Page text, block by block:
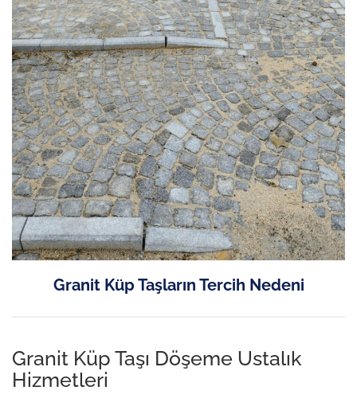
Granit Küp Taşların Tercih Nedeni
Granit Küp Taşı Döşeme Ustalık
Hizmetleri